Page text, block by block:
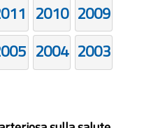
2010 2009
2004 2003